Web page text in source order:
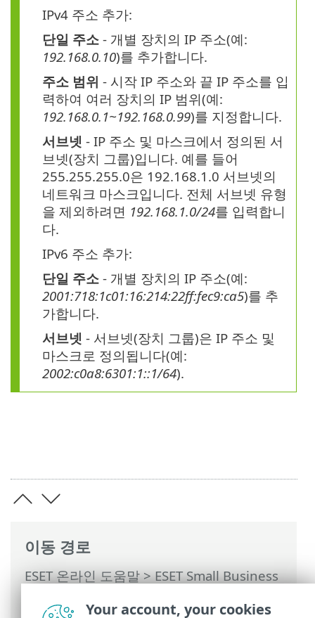
이동 경로
ESET 온라인 도움말>ESET Small Business
운용>고급 설정>보호>네트워크 접근 보
IPv4 주소 추가:
단일 주소 - 개별 장치의 IP 주소(예:
192.168.0.10)를 추가합니다.
주소 범위 - 시작 IP 주소와 끝 IP 주소를 입
력하여 여러 장치의 IP 범위(예:
192.168.0.1~192.168.0.99)를 지정합니다.
서브넷 - IP 주소 및 마스크에서 정의된 서
브넷(장치 그룹)입니다. 예를 들어
255.255.255.0은 192.168.1.0 서브넷의
네트워크 마스크입니다. 전체 서브넷 유형
을 제외하려면 192.168.1.0/24를 입력합니
다.
IPv6 주소 추가:
단일 주소 - 개별 장치의 IP 주소(예:
2001:718:1c01:16:214:22ff:fec9:ca5)를 추
가합니다.
서브넷 - 서브넷(장치 그룹)은 IP 주소 및
마스크로 정의됩니다(예:
2002:c0a8:6301:1::1/64).
Your account, your cookies